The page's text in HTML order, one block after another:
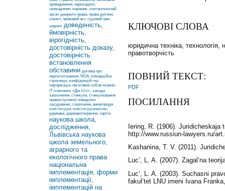
провадження, нерезидент,
громадянин, керівник, контролюючий
орган джерело права, права дитини,
захист, правовий акт, судовий пре-
цедент доведеність,
ймовірність,
вірогідність,
достовірність доказу,
достовірність
встановлення
обставини договір про
нерозголошення, NDA, комерційна
таємниця, конфіденцій¬на
інформація, негативне зобов’язання,
ІТ-компанія, «Дія Сіті». заходи
заохочення, стимули, стимулювання
правослухняної поведінки
засуджених, схвалення, винагороди
конституція, конституціоналізм,
держава, державотворення, хартія
наукова школа,
дослідження,
Львівська наукова
школа земельного,
аграрного та
екологічного права
національна
імплементація, форми
імплементації,
імплементацій на
КЛЮЧОВІ СЛОВА
юридична техніка,
правотворчість
ПОВНИЙ ТЕКСТ:
PDF
ПОСИЛАННЯ
Iering, R. (1906). Juridicheskaja
http://www.russiun-lawyers.ru/
Kashanina, T. V. (2011).
Luc’, L. A. (2007). Zagal’na
Luc’, L. A. (2003). Suchasnі
fakul’tet LNU іmenі Іvana